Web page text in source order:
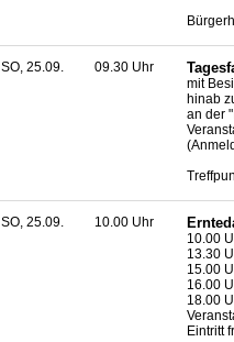
SO, 25.09. 09.30 Uhr
mit
hinab
an der
SO, 25.09. 10.00 Uhr
10.00
13.30
15.00
16.00
18.00
Eintritt